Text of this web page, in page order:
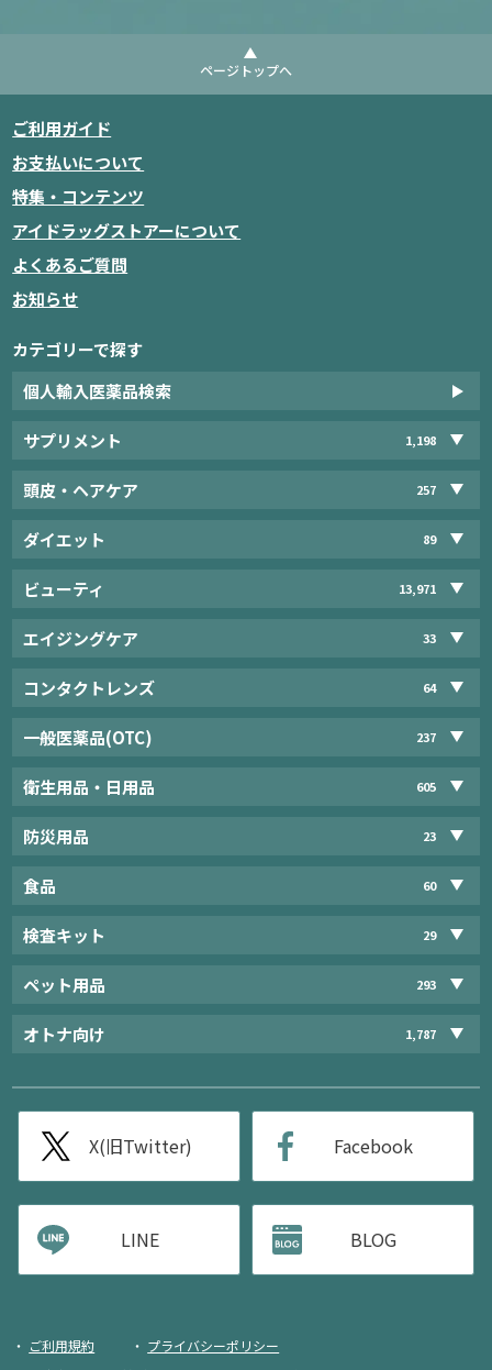
ページトップへ
ご利用ガイド
お支払いについて
特集・コンテンツ
アイドラッグストアーについて
よくあるご質問
お知らせ
カテゴリーで探す
個人輸入医薬品検索
サプリメント 1,198
頭皮・ヘアケア 257
ダイエット 89
ビューティ 13,971
エイジングケア 33
コンタクトレンズ 64
一般医薬品(OTC) 237
衛生用品・日用品 605
防災用品 23
食品 60
検査キット 29
ペット用品 293
オトナ向け 1,787
X(旧Twitter) Facebook
LINE BLOG
ご利用規約
プライバシーポリシー